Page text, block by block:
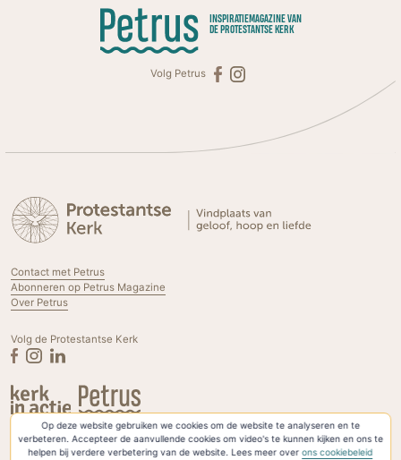
Op deze website gebruiken we cookies om de website te analyseren en te
verbeteren. Accepteer de aanvullende cookies om video's te kunnen kijken en ons te
helpen bij verdere verbetering van de website. Lees meer overons cookiebeleid
INSPIRATIEMAGAZINE VAN
DE PROTESTANTSE KERK
Volg Petrus
Contact met Petrus
Abonneren op Petrus Magazine
Over Petrus
Volg de Protestantse Kerk
Privacyverklaring & Cookies